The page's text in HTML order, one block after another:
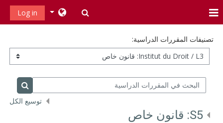
واجهة جانبية
تبديل إدخال البحث
Log in
تصنيفات المقررات الدراسية:
البحث في المقررات الدراسية
البحث
توسيع الكل
S5: قانون خاص